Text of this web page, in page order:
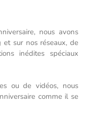
nous avons
et sur nos réseaux, de
inédites spéciaux
ou de vidéos, nous
comme il se